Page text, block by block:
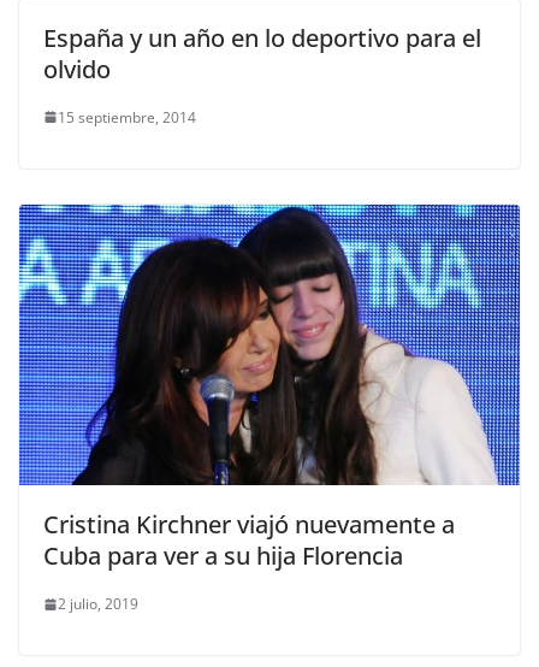
España y un año en lo deportivo para el
olvido
15 septiembre, 2014
Cristina Kirchner viajó nuevamente a
Cuba para ver a su hija Florencia
2 julio, 2019